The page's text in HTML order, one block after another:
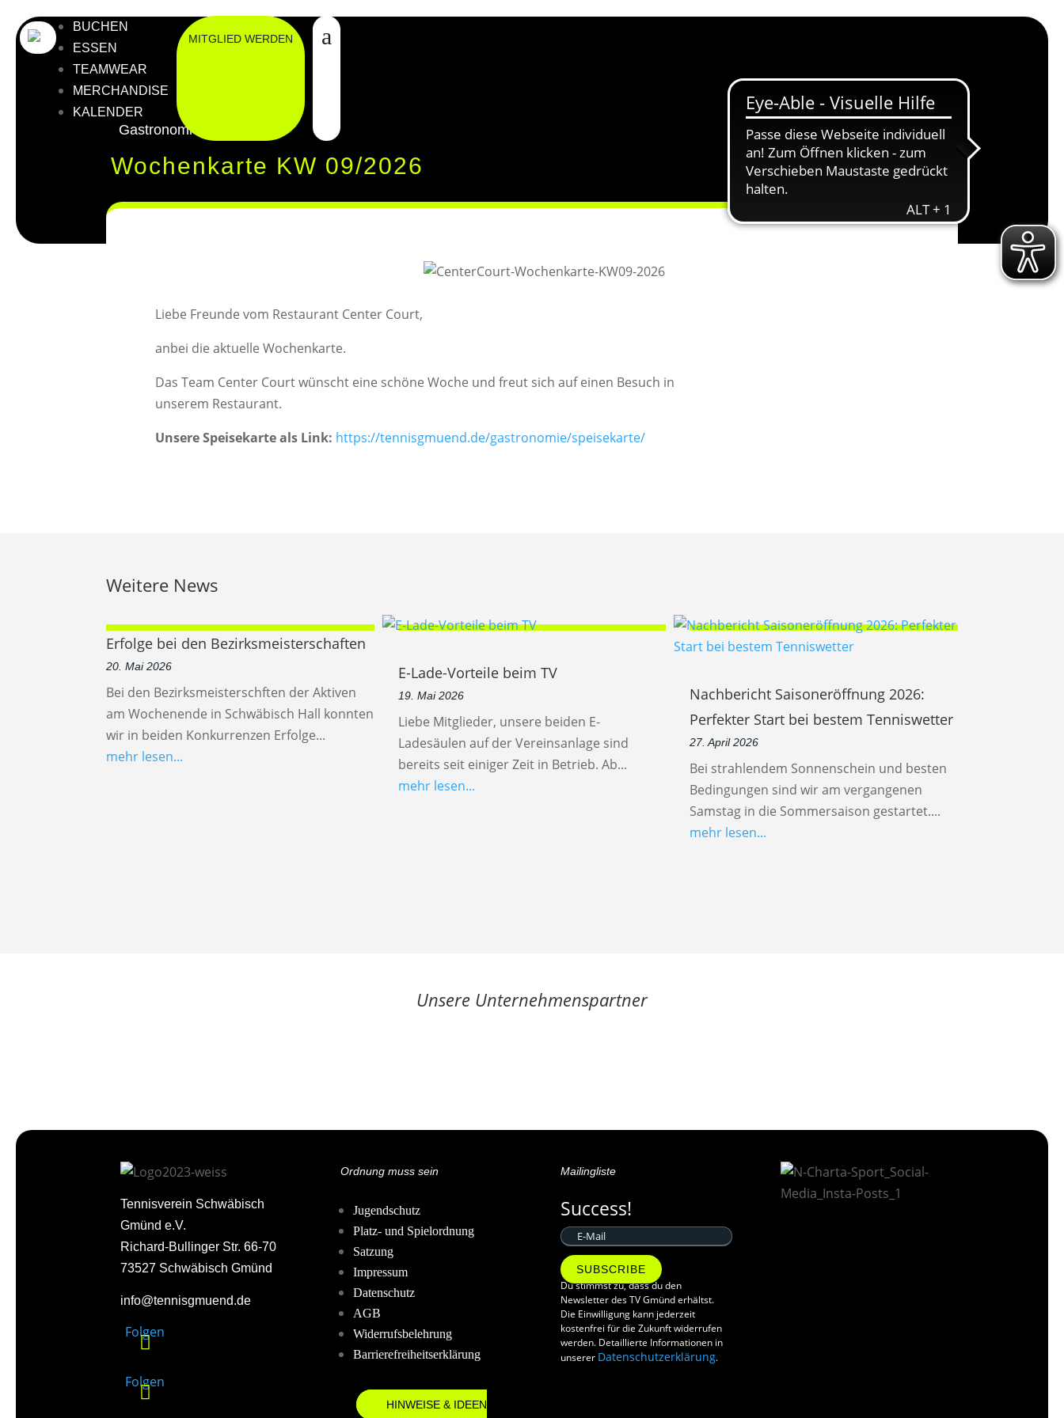
BUCHEN
ESSEN
TEAMWEAR
MERCHANDISE
KALENDER
MITGLIED WERDEN
Gastronomie
Wochenkarte KW 09/2026
Liebe Freunde vom Restaurant Center Court,
anbei die aktuelle Wochenkarte.
Das Team Center Court wünscht eine schöne Woche und freut sich auf einen Besuch in
unserem Restaurant.
Unsere Speisekarte als Link: https://tennisgmuend.de/gastronomie/speisekarte/
Weitere News
Erfolge bei den Bezirksmeisterschaften
20. Mai 2026
Bei den Bezirksmeisterschften der Aktiven
am Wochenende in Schwäbisch Hall konnten
wir in beiden Konkurrenzen Erfolge...
mehr lesen...
E-Lade-Vorteile beim TV
19. Mai 2026
Liebe Mitglieder, unsere beiden E-
Ladesäulen auf der Vereinsanlage sind
bereits seit einiger Zeit in Betrieb. Ab...
mehr lesen...
Nachbericht Saisoneröffnung 2026:
Perfekter Start bei bestem Tenniswetter
27. April 2026
Bei strahlendem Sonnenschein und besten
Bedingungen sind wir am vergangenen
Samstag in die Sommersaison gestartet....
mehr lesen...
Unsere Unternehmenspartner
Tennisverein Schwäbisch
Gmünd e.V.
Richard-Bullinger Str. 66-70
73527 Schwäbisch Gmünd
info@tennisgmuend.de
Folgen
Folgen
Ordnung muss sein
Jugendschutz
Platz- und Spielordnung
Satzung
Impressum
Datenschutz
AGB
Widerrufsbelehrung
Barrierefreiheitserklärung
HINWEISE & IDEEN
Mailingliste
Success!
SUBSCRIBE
Du stimmst zu, dass du den
Newsletter des TV Gmünd erhältst.
Die Einwilligung kann jederzeit
kostenfrei für die Zukunft widerrufen
werden. Detaillierte Informationen in
unserer Datenschutzerklärung.